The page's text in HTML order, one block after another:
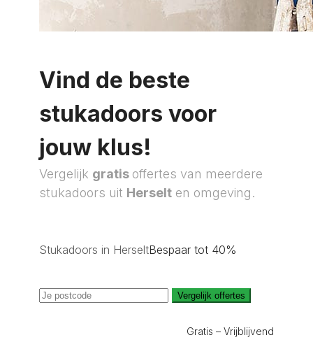
Vind de beste
stukadoors voor
jouw klus!
Vergelijk gratis offertes van meerdere
stukadoors uit Herselt en omgeving.
Stukadoors in HerseltBespaar tot 40%
Vergelijk offertes
Gratis – Vrijblijvend